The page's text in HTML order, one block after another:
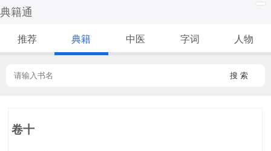
典籍通
推荐 典籍 中医 字词 人物
搜 索
卷十